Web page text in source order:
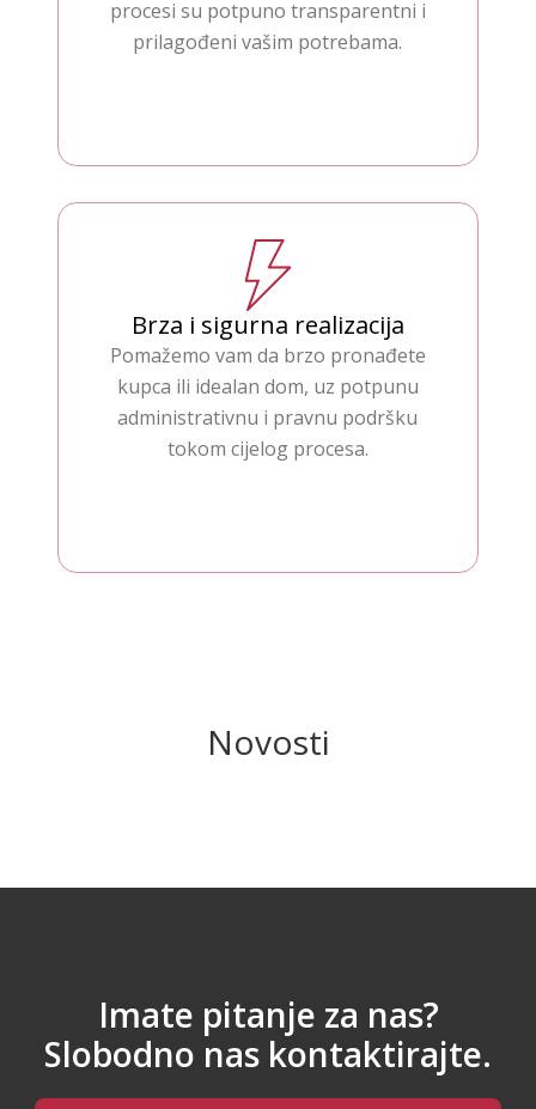
procesi su potpuno transparentni i
prilagođeni vašim potrebama.
Brza i sigurna realizacija
Pomažemo vam da brzo pronađete
kupca ili idealan dom, uz potpunu
administrativnu i pravnu podršku
tokom cijelog procesa.
Novosti
Imate pitanje za nas?
Slobodno nas kontaktirajte.